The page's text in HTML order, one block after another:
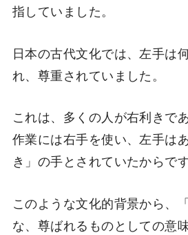
指していました。
日本の古代文化では、左手は
れ、尊重されていました。
これは、多くの人が右利きで
作業には右手を使い、左手は
き」の手とされていたからです
このような文化的背景から、
な、尊ばれるものとしての意